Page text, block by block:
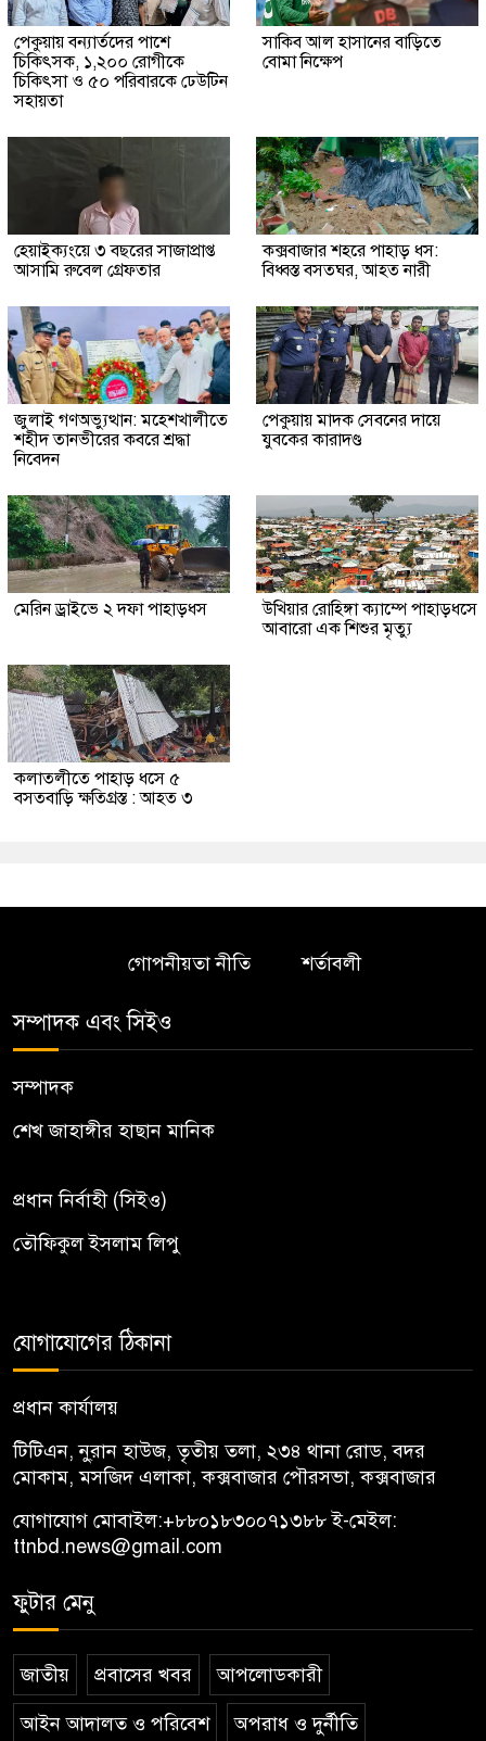
পেকুয়ায় বন্যার্তদের পাশে
চিকিৎসক, ১,২০০ রোগীকে
চিকিৎসা ও ৫০ পরিবারকে ঢেউটিন
সহায়তা
সাকিব আল হাসানের বাড়িতে
বোমা নিক্ষেপ
হেয়াইক্যংয়ে ৩ বছরের সাজাপ্রাপ্ত
আসামি রুবেল গ্রেফতার
কক্সবাজার শহরে পাহাড় ধস:
বিধ্বস্ত বসতঘর, আহত নারী
জুলাই গণঅভ্যুত্থান: মহেশখালীতে
শহীদ তানভীরের কবরে শ্রদ্ধা
নিবেদন
পেকুয়ায় মাদক সেবনের দায়ে
যুবকের কারাদণ্ড
মেরিন ড্রাইভে ২ দফা পাহাড়ধস
উখিয়ার রোহিঙ্গা ক্যাম্পে পাহাড়ধসে
আবারো এক শিশুর মৃত্যু
কলাতলীতে পাহাড় ধসে ৫
বসতবাড়ি ক্ষতিগ্রস্ত : আহত ৩
গোপনীয়তা নীতি শর্তাবলী
সম্পাদক এবং সিইও
সম্পাদক
শেখ জাহাঙ্গীর হাছান মানিক
প্রধান নির্বাহী (সিইও)
তৌফিকুল ইসলাম লিপু
যোগাযোগের ঠিকানা
প্রধান কার্যালয়
টিটিএন, নু্রান হাউজ, তৃতীয় তলা, ২৩৪ থানা রোড, বদর
মোকাম, মসজিদ এলাকা, কক্সবাজার পৌরসভা, কক্সবাজার
যোগাযোগ মোবাইল:+৮৮০১৮৩০০৭১৩৮৮ই-মেইল:
ttnbd.news@gmail.com
ফুটার মেনু
জাতীয় প্রবাসের খবর আপলোডকারী
আইন আদালত ও পরিবেশ অপরাধ ও দুর্নীতি